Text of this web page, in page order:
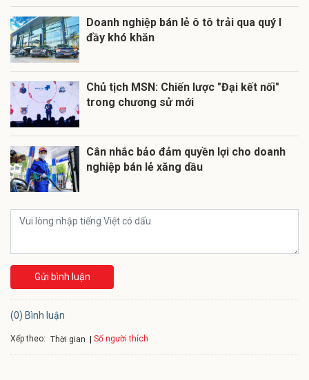
Doanh nghiệp bán lẻ ô tô trải qua quý I
đầy khó khăn
Chủ tịch MSN: Chiến lược "Đại kết nối"
trong chương sử mới
Cân nhắc bảo đảm quyền lợi cho doanh
nghiệp bán lẻ xăng dầu
Gửi bình luận
(0) Bình luận
Xếp theo: Thời gian Số người thích